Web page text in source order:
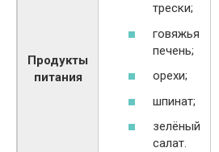
Продукты
питания
трески;
говяжья
печень;
орехи;
шпинат;
зелёный
салат.